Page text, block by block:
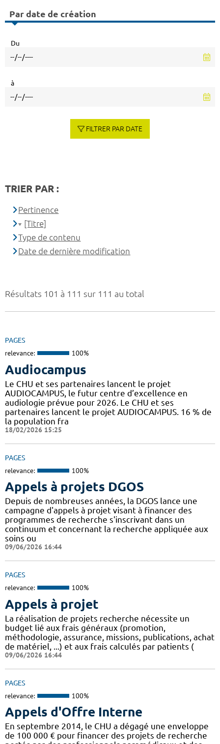
Résultats 101 à 111 sur 111 au total
PAGES
relevance: 100%
Audiocampus
Le CHU et ses partenaires lancent le projet
AUDIOCAMPUS, le futur centre d’excellence en
audiologie prévue pour 2026. Le CHU et ses
partenaires lancent le projet AUDIOCAMPUS. 16 % de
la population fra
18/02/2026 15:25
PAGES
relevance: 100%
Appels à projets DGOS
Depuis de nombreuses années, la DGOS lance une
campagne d'appels à projet visant à financer des
programmes de recherche s'inscrivant dans un
continuum et concernant la recherche appliquée aux
soins ou
09/06/2026 16:44
PAGES
relevance: 100%
Appels à projet
La réalisation de projets recherche nécessite un
budget lié aux frais généraux (promotion,
méthodologie, assurance, missions, publications, achat
de matériel, ...) et aux frais calculés par patients (
09/06/2026 16:44
PAGES
relevance: 100%
Appels d'Offre Interne
En septembre 2014, le CHU a dégagé une enveloppe
de 100 000 € pour financer des projets de recherche
Par date de création
Du
à
FILTRER PAR DATE
TRIER PAR :
Pertinence
[Titre]
Type de contenu
Date de dernière modification